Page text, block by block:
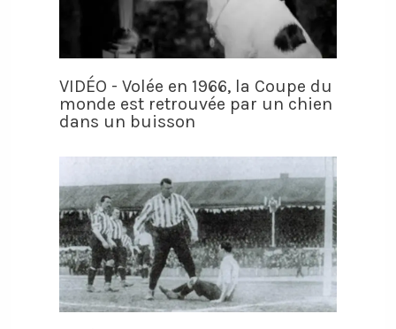
VIDÉO - Volée en 1966, la Coupe du
monde est retrouvée par un chien
dans un buisson